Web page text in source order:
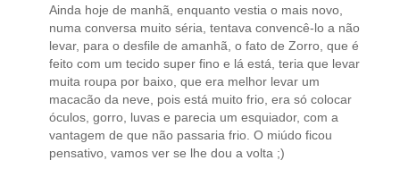
Ainda hoje de manhã, enquanto vestia o mais novo,
numa conversa muito séria, tentava convencê-lo a não
levar, para o desfile de amanhã, o fato de Zorro, que é
feito com um tecido super fino e lá está, teria que levar
muita roupa por baixo, que era melhor levar um
macacão da neve, pois está muito frio, era só colocar
óculos, gorro, luvas e parecia um esquiador, com a
vantagem de que não passaria frio. O miúdo ficou
pensativo, vamos ver se lhe dou a volta ;)